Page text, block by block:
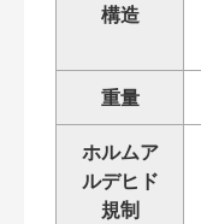
構造
重量
ホルムア
ルデヒド
規制